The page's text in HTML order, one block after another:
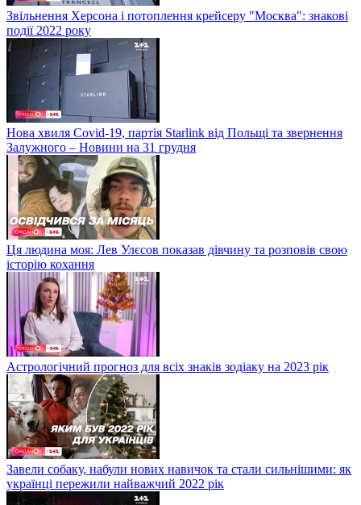
Звільнення Херсона і потоплення крейсеру "Москва": знакові
події 2022 року
Нова хвиля Covid-19, партія Starlink від Польщі та звернення
Залужного – Новини на 31 грудня
Ця людина моя: Лев Улєсов показав дівчину та розповів свою
історію кохання
Астрологічний прогноз для всіх знаків зодіаку на 2023 рік
Завели собаку, набули нових навичок та стали сильнішими: як
українці пережили найважчий 2022 рік